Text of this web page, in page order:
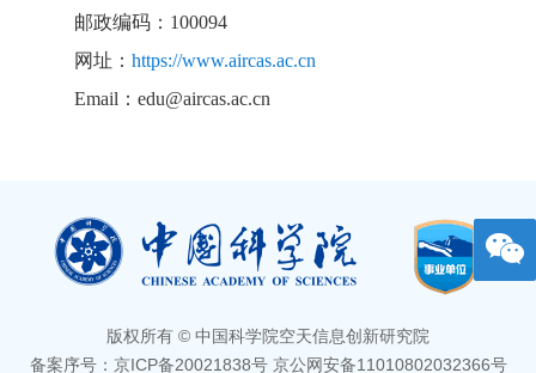
邮政编码：100094
网址： https://www.aircas.ac.cn
Email：edu@aircas.ac.cn
版权所有 © 中国科学院空天信息创新研究院
备案序号：京ICP备20021838号 京公网安备11010802032366号